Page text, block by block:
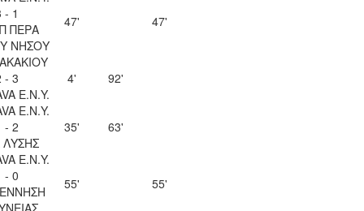
- 1
ΠΕΡΑ
ΝΗΣΟΥ
47' 47'
- 3
Ε.Ν.Y.
4'
92'
Ε.Ν.Y.
- 2
ΛΥΣΗΣ
35'
63'
Ε.Ν.Y.
- 0
55' 55'